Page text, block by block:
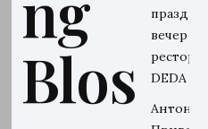
Blos
вечер в
DEDA
Антон